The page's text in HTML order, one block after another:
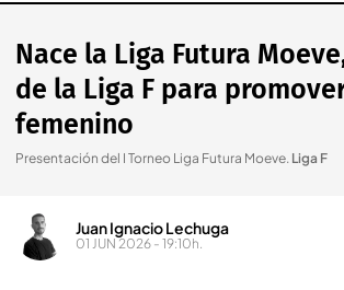
Nace la Liga Futura
de la Liga F para
femenino
Presentación del I Torneo Liga Futura Moeve. Liga F
Juan Ignacio Lechuga
01 JUN 2026 - 19:10h.